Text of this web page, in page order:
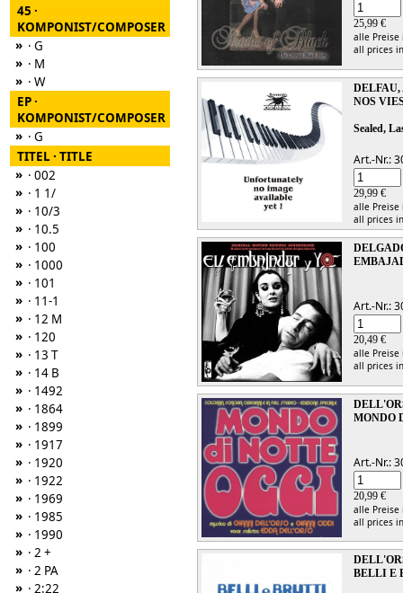
45 ·
KOMPONIST/COMPOSER
» · G
» · M
» · W
EP ·
KOMPONIST/COMPOSER
» · G
TITEL · TITLE
» · 002
» · 1 1/
» · 10/3
» · 10.5
» · 100
» · 1000
» · 101
» · 11-1
» · 12 M
» · 120
» · 13 T
» · 14 B
» · 1492
» · 1864
» · 1899
» · 1917
» · 1920
» · 1922
» · 1969
» · 1985
» · 1990
» · 2 +
» · 2 PA
» · 2:22
25,99 €
alle
all prices
NOS
Sealed,
Art.-Nr.:
29,99 €
alle
all prices
Art.-Nr.:
20,49 €
alle
all prices
MONDO
Art.-Nr.:
20,99 €
alle
all prices
BELLI E